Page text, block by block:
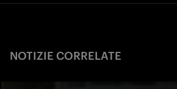
NOTIZIE CORRELATE